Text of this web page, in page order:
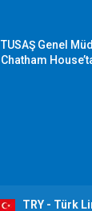
TUSAŞ Genel
Chatham
TRY - Türk